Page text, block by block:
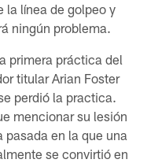
la línea de golpeo y
ningún problema.
primera práctica del
titular Arian Foster
perdió la practica.
mencionar su lesión
en la que una
se convirtió en